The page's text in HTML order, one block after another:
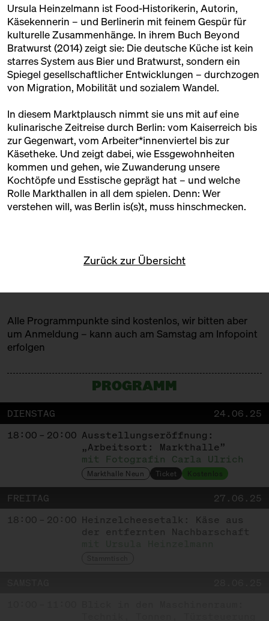
Ursula Heinzelmann ist Food-Historikerin, Autorin,
Käsekennerin – und Berlinerin mit feinem Gespür für
kulturelle Zusammenhänge. In ihrem Buch Beyond
Bratwurst (2014) zeigt sie: Die deutsche Küche ist kein
starres System aus Bier und Bratwurst, sondern ein
Spiegel gesellschaftlicher Entwicklungen – durchzogen
von Migration, Mobilität und sozialem Wandel.
In diesem Marktplausch nimmt sie uns mit auf eine
kulinarische Zeitreise durch Berlin: vom Kaiserreich bis
zur Gegenwart, vom Arbeiter*innenviertel bis zur
Käsetheke. Und zeigt dabei, wie Essgewohnheiten
kommen und gehen, wie Zuwanderung unsere
Kochtöpfe und Esstische geprägt hat – und welche
Rolle Markthallen in all dem spielen. Denn: Wer
verstehen will, was Berlin is(s)t, muss hinschmecken.
Zurück zur Übersicht
Mit "Offenen Türen" machen wir sie sichtbar.
Wie funktioniert eigentlich eine Markthalle? Wer
steckt hinter den Ständen? Wo wird hier Bier
gebraut, warum riecht es im Keller nach Kuchen –
und wie sah’s hier früher mal aus?
Mit Führungen, Gesprächen und vielen kleinen
Überraschungen öffnen wir Türen: zu Räumen und
zu Menschen, zu Konzepten und zu Geschichten. Für
alle, die die Halle schon lange kennen – und für alle,
die sie neu entdecken wollen.
Alle Programmpunkte sind kostenlos, wir bitten aber
um Anmeldung – kann auch am Samstag am Infopoint
erfolgen
PROGRAMM
DIENSTAG
24.06.25
18:00 – 20:00 Ausstellungs­eröffnung:
„Arbeitsort: Markthalle”
mit Fotografin Carla Ulrich
Markthalle Neun Ticket Kostenlos
FREITAG
27.06.25
18:00 – 20:00 Heinzelcheesetalk: Käse aus
der entfernten Nachbarschaft